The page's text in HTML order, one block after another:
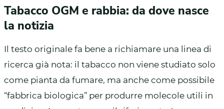
Tabacco OGM e rabbia: da dove nasce
la notizia
Il testo originale fa bene a richiamare una linea di
ricerca già nota: il tabacco non viene studiato solo
come pianta da fumare, ma anche come possibile
“fabbrica biologica” per produrre molecole utili in